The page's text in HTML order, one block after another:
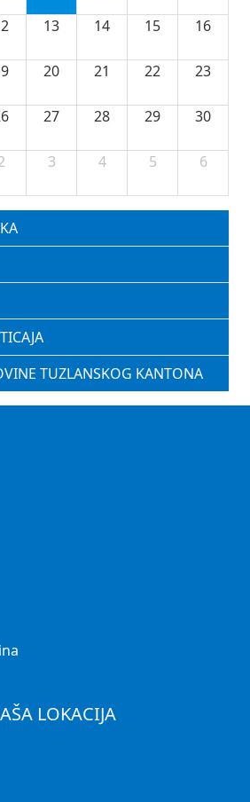
13 14 15 16
20 21 22 23
27 28 29 30
3 4 5 6
TUZLANSKOG KANTONA
LOKACIJA